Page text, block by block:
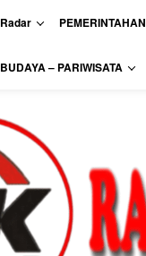
Radar PEMERINTAHAN
BUDAYA – PARIWISATA